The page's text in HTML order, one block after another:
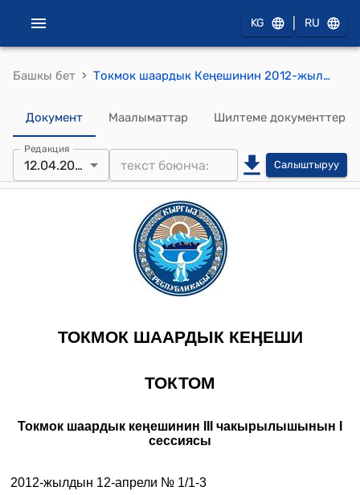
KG RU
Башкы бет › Токмок шаардык Кеңешинин 2012-жылдын 12-апрелиндеги № 1/1-3 "Токмок шаардык Кеңешинин 3 чакырылышынын төрагасын шайлоо жөнүндө" токтому
Документ Маалыматтар Шилтеме документтер
Редакция
12.04.2012 Салыштыруу